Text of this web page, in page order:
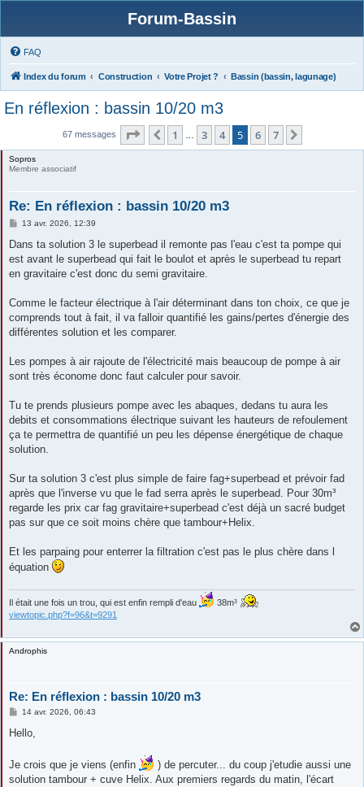
Forum-Bassin
FAQ
Index du forum Construction Votre Projet ? Bassin (bassin, lagunage)
En réflexion : bassin 10/20 m3
67 messages Page sur
Précédente
1 3 4 5 6 7
Sopros
Membre associatif
Re: En réflexion : bassin 10/20 m3
M
s
a
g
13 avr. 2026, 12:39
Dans ta solution 3 le superbead il remonte pas l'eau c'est ta pompe qui
est avant le superbead qui fait le boulot et après le superbead tu repart
en gravitaire c'est donc du semi gravitaire.
Comme le facteur électrique à l'air déterminant dans ton choix, ce que je
comprends tout à fait, il va falloir quantifié les gains/pertes d'énergie des
différentes solution et les comparer.
Les pompes à air rajoute de l'électricité mais beaucoup de pompe à air
sont très économe donc faut calculer pour savoir.
Tu te prends plusieurs pompe avec les abaques, dedans tu aura les
debits et consommations électrique suivant les hauteurs de refoulement
ça te permettra de quantifié un peu les dépense énergétique de chaque
solution.
Sur ta solution 3 c'est plus simple de faire fag+superbead et prévoir fad
après que l'inverse vu que le fad serra après le superbead. Pour 30m³
regarde les prix car fag gravitaire+superbead c'est déjà un sacré budget
pas sur que ce soit moins chère que tambour+Helix.
Et les parpaing pour enterrer la filtration c'est pas le plus chère dans l
équation
Il était une fois un trou, qui est enfin rempli d'eau
38m³
viewtopic.php?f=96&t=9291
Androphis
Re: En réflexion : bassin 10/20 m3
M
s
e
14 avr. 2026, 06:43
Hello,
Je crois que je viens (enfin
) de percuter... du coup j'etudie aussi une
solution tambour + cuve Helix. Aux premiers regards du matin, l'écart